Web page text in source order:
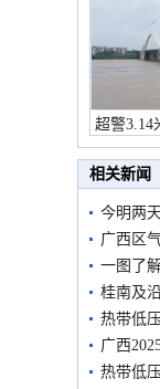
超警3.14
相关新闻
今明两
广西区
一图了
桂南及
热带低
广西
热带低